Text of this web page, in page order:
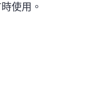
使用。